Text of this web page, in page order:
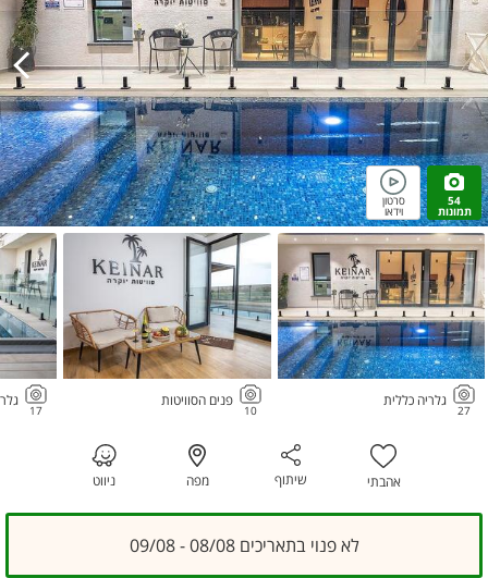
54
תמונות
סרטון
וידאו
27
גלריה כללית
10
פנים הסוויטות
17
אהבתי שיתוף מפה ניווט
לא פנוי בתאריכים 08/08 - 09/08